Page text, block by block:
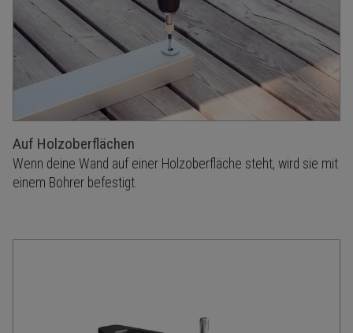
Auf Holzoberflächen
Wenn deine Wand auf einer Holzoberfläche steht, wird sie mit
einem Bohrer befestigt.